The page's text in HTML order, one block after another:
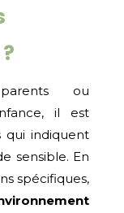
ou
il est
qui indiquent
sensible. En
spécifiques,